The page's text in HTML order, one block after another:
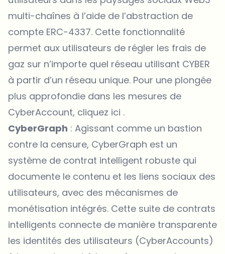
multi-chaînes à l’aide de l’abstraction de
compte ERC-4337. Cette fonctionnalité
permet aux utilisateurs de régler les frais de
gaz sur n’importe quel réseau utilisant CYBER
à partir d’un réseau unique. Pour une plongée
plus approfondie dans les mesures de
CyberAccount, cliquez ici .
CyberGraph : Agissant comme un bastion
contre la censure, CyberGraph est un
système de contrat intelligent robuste qui
documente le contenu et les liens sociaux des
utilisateurs, avec des mécanismes de
monétisation intégrés. Cette suite de contrats
intelligents connecte de manière transparente
les identités des utilisateurs (CyberAccounts)